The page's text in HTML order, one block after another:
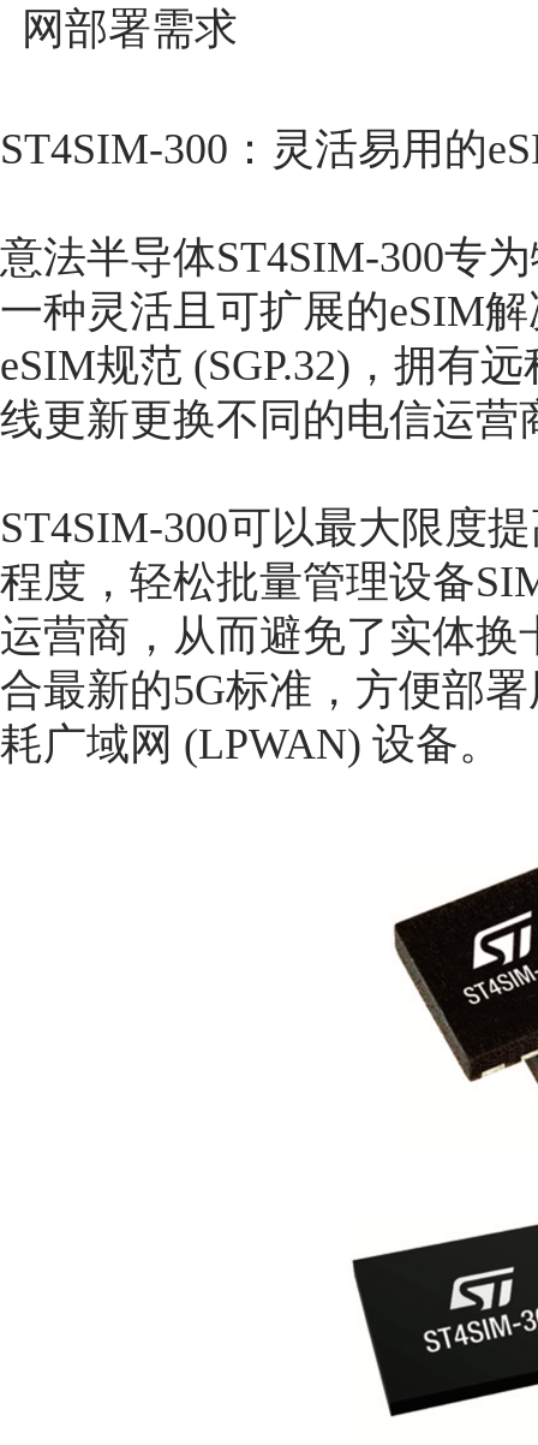
网部署需求
ST4SIM-300：灵活易用的
意法半导体ST4SIM-300专
一种灵活且可扩展的eSIM
eSIM规范 (SGP.32)，拥有
线更新更换不同的电信运营
ST4SIM-300可以最大限度
程度，轻松批量管理设备
运营商，从而避免了实体换
合最新的5G标准，方便部
耗广域网 (LPWAN) 设备。